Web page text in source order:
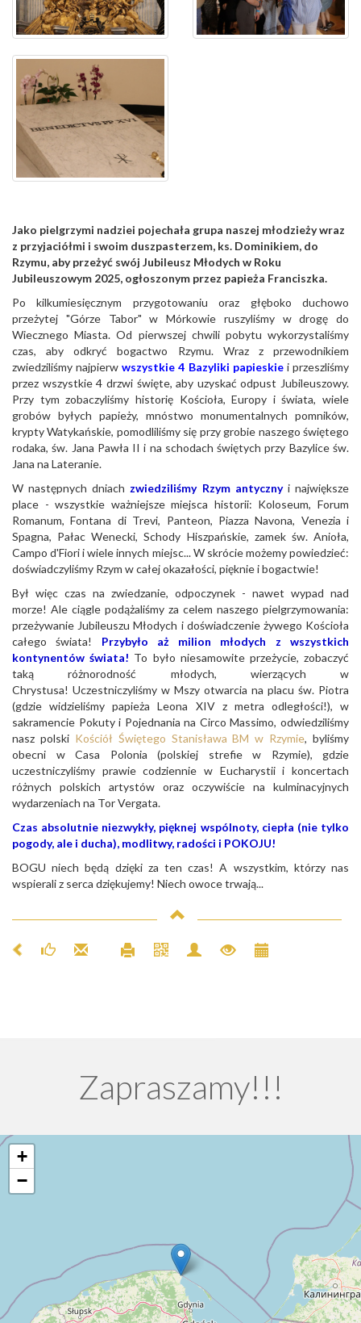
Jako pielgrzymi nadziei pojechała grupa naszej młodzieży wraz
z przyjaciółmi i swoim duszpasterzem, ks. Dominikiem, do
Rzymu, aby przeżyć swój Jubileusz Młodych w Roku
Jubileuszowym 2025, ogłoszonym przez papieża Franciszka.
Po kilkumiesięcznym przygotowaniu oraz głęboko duchowo
przeżytej "Górze Tabor" w Mórkowie ruszyliśmy w drogę do
Wiecznego Miasta. Od pierwszej chwili pobytu wykorzystaliśmy
czas, aby odkryć bogactwo Rzymu. Wraz z przewodnikiem
zwiedziliśmy najpierwwszystkie 4 Bazyliki papieskiei przeszliśmy
przez wszystkie 4 drzwi święte, aby uzyskać odpust Jubileuszowy.
Przy tym zobaczyliśmy historię Kościoła, Europy i świata, wiele
grobów byłych papieży, mnóstwo monumentalnych pomników,
krypty Watykańskie, pomodliliśmy się przy grobie naszego świętego
rodaka, św. Jana Pawła II i na schodach świętych przy Bazylice św.
Jana na Lateranie.
W następnych dniach zwiedziliśmy Rzym antycznyi największe
place - wszystkie ważniejsze miejsca historii: Koloseum, Forum
Romanum, Fontana di Trevi, Panteon, Piazza Navona, Venezia i
Spagna, Pałac Wenecki, Schody Hiszpańskie, zamek św. Anioła,
Campo d'Fiori i wiele innych miejsc... W skrócie możemy powiedzieć:
doświadczyliśmy Rzym w całej okazałości, pięknie i bogactwie!
Był więc czas na zwiedzanie, odpoczynek - nawet wypad nad
morze! Ale ciągle podążaliśmy za celem naszego pielgrzymowania:
przeżywanie Jubileuszu Młodych i doświadczenie żywego Kościoła
całego świata! Przybyło aż milion młodych z wszystkich
kontynentów świata! To było niesamowite przeżycie, zobaczyć
taką różnorodność młodych, wierzących w
Chrystusa! Uczestniczyliśmy w Mszy otwarcia na placu św. Piotra
(gdzie widzieliśmy papieża Leona XIV z metra odległości!), w
sakramencie Pokuty i Pojednania na Circo Massimo, odwiedziliśmy
nasz polski Kościół Świętego Stanisława BM w Rzymie, byliśmy
obecni w Casa Polonia (polskiej strefie w Rzymie), gdzie
uczestniczyliśmy prawie codziennie w Eucharystii i koncertach
różnych polskich artystów oraz oczywiście na kulminacyjnych
wydarzeniach na Tor Vergata.
Czas absolutnie niezwykły, pięknej wspólnoty, ciepła (nie tylko
pogody, ale i ducha), modlitwy, radości i POKOJU!
BOGU niech będą dzięki za ten czas! A wszystkim, którzy nas
wspierali z serca dziękujemy! Niech owoce trwają...
Zapraszamy!!!
+
−